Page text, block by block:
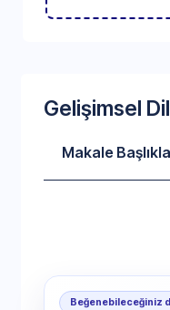
Gelişimsel
Makale
Beğenebileceğiniz